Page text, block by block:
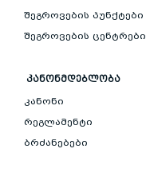
შეგროვების პუნქტები
შეგროვების ცენტრები
ᲙᲐᲜᲝᲜᲛᲓᲔᲑᲚᲝᲑᲐ
კანონი
რეგლამენტი
ბრძანებები